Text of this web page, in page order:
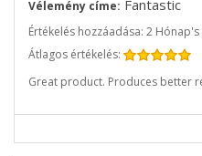
Vélemény címe: Fantastic
Értékelés hozzáadása: 2
Átlagos értékelés:
Great product. Produces better